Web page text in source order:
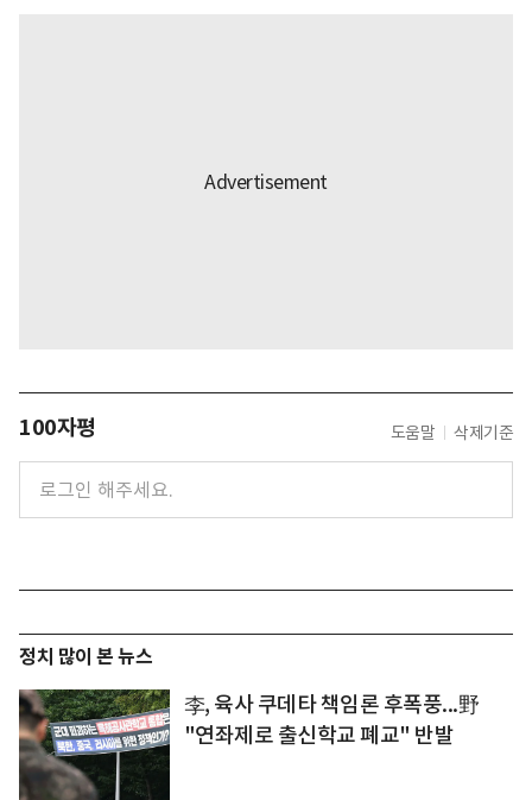
100자평 도움말 삭제기준
정치 많이 본 뉴스
李, 육사 쿠데타 책임론 후폭풍...野
"연좌제로 출신학교 폐교" 반발